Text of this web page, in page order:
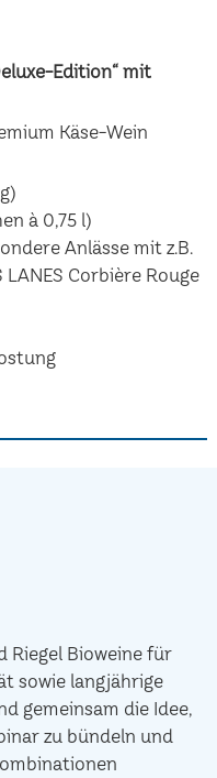
Edition“ mit
Käse-Wein
à 0,75 l)
Anlässe mit z.B.
LANES Corbière Rouge
Riegel Bioweine für
sowie langjährige
gemeinsam die Idee,
zu bündeln und